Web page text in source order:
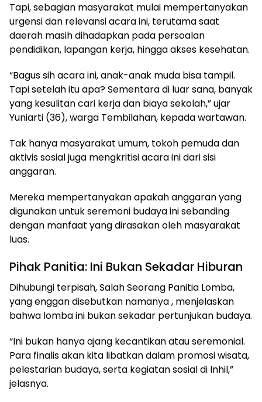
Tapi, sebagian masyarakat mulai mempertanyakan
urgensi dan relevansi acara ini, terutama saat
daerah masih dihadapkan pada persoalan
pendidikan, lapangan kerja, hingga akses kesehatan.
“Bagus sih acara ini, anak-anak muda bisa tampil.
Tapi setelah itu apa? Sementara di luar sana, banyak
yang kesulitan cari kerja dan biaya sekolah,” ujar
Yuniarti (36), warga Tembilahan, kepada wartawan.
Tak hanya masyarakat umum, tokoh pemuda dan
aktivis sosial juga mengkritisi acara ini dari sisi
anggaran.
Mereka mempertanyakan apakah anggaran yang
digunakan untuk seremoni budaya ini sebanding
dengan manfaat yang dirasakan oleh masyarakat
luas.
Pihak Panitia: Ini Bukan Sekadar Hiburan
Dihubungi terpisah, Salah Seorang Panitia Lomba,
yang enggan disebutkan namanya , menjelaskan
bahwa lomba ini bukan sekadar pertunjukan budaya.
“Ini bukan hanya ajang kecantikan atau seremonial.
Para finalis akan kita libatkan dalam promosi wisata,
pelestarian budaya, serta kegiatan sosial di Inhil,”
jelasnya.